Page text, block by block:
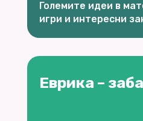
Големите идеи в
игри и интересни
Еврика –